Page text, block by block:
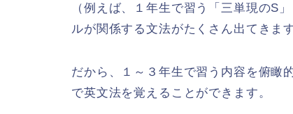
（例えば、１年生で習う「三単現のS
ルが関係する文法がたくさん出てきます
だから、１～３年生で習う内容を俯瞰
で英文法を覚えることができます。